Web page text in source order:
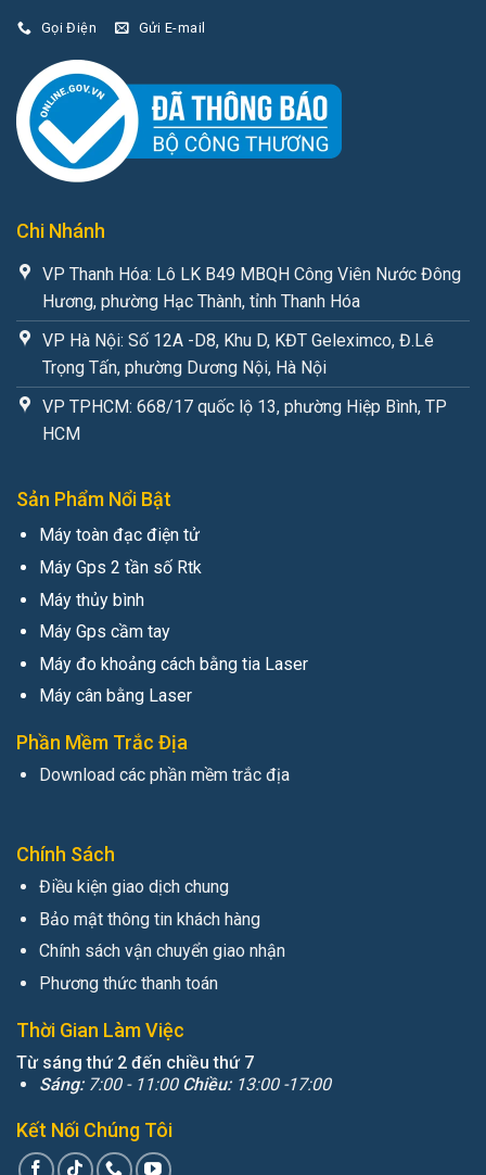
Gọi Điện Gửi E-mail
Chi Nhánh
VP Thanh Hóa: Lô LK B49 MBQH Công Viên Nước Đông
Hương, phường Hạc Thành, tỉnh Thanh Hóa
VP Hà Nội: Số 12A -D8, Khu D, KĐT Geleximco, Đ.Lê
Trọng Tấn, phường Dương Nội, Hà Nội
VP TPHCM: 668/17 quốc lộ 13, phường Hiệp Bình, TP
HCM
Sản Phẩm Nổi Bật
Máy toàn đạc điện tử
Máy Gps 2 tần số Rtk
Máy thủy bình
Máy Gps cầm tay
Máy đo khoảng cách bằng tia Laser
Máy cân bằng Laser
Phần Mềm Trắc Địa
Download các phần mềm trắc địa
Chính Sách
Điều kiện giao dịch chung
Bảo mật thông tin khách hàng
Chính sách vận chuyển giao nhận
Phương thức thanh toán
Thời Gian Làm Việc
Từ sáng thứ 2 đến chiều thứ 7
Sáng: 7:00 - 11:00 Chiều: 13:00 -17:00
Kết Nối Chúng Tôi